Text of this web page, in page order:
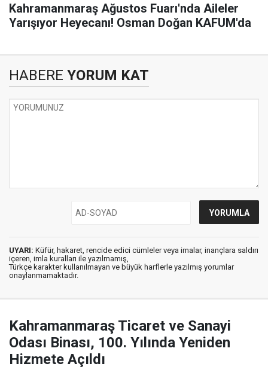
Kahramanmaraş Ağustos Fuarı'nda Aileler
Yarışıyor Heyecanı! Osman Doğan KAFUM'da
HABERE YORUM KAT
UYARI: Küfür, hakaret, rencide edici cümleler veya imalar, inançlara saldırı
içeren, imla kuralları ile yazılmamış,
Türkçe karakter kullanılmayan ve büyük harflerle yazılmış yorumlar
onaylanmamaktadır.
Kahramanmaraş Ticaret ve Sanayi
Odası Binası, 100. Yılında Yeniden
Hizmete Açıldı